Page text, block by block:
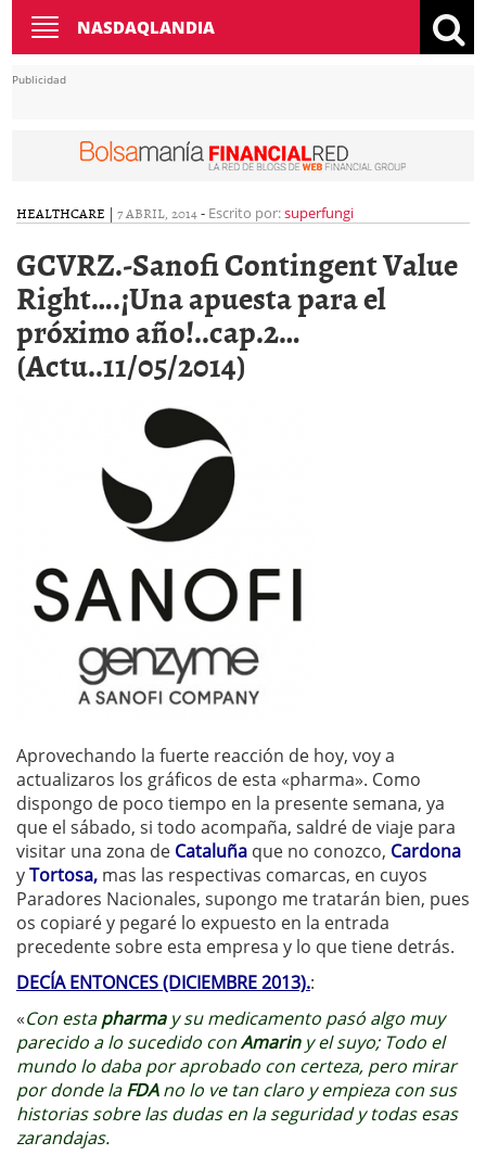
Toggle
navigation
NASDAQLANDIA
Publicidad
HEALTHCARE | 7 ABRIL, 2014- Escrito por:superfungi
GCVRZ.-Sanofi Contingent Value
Right….¡Una apuesta para el
próximo año!..cap.2…
(Actu..11/05/2014)
Aprovechando la fuerte reacción de hoy, voy a
actualizaros los gráficos de esta «pharma». Como
dispongo de poco tiempo en la presente semana, ya
que el sábado, si todo acompaña, saldré de viaje para
visitar una zona de Cataluña que no conozco, Cardona
yTortosa, mas las respectivas comarcas, en cuyos
Paradores Nacionales, supongo me tratarán bien, pues
os copiaré y pegaré lo expuesto en la entrada
precedente sobre esta empresa y lo que tiene detrás.
DECÍA ENTONCES (DICIEMBRE 2013).:
«Con estapharma y su medicamento pasó algo muy
parecido a lo sucedido conAmariny el suyo; Todo el
mundo lo daba por aprobado con certeza, pero mirar
por donde laFDAno lo ve tan claro y empieza con sus
historias sobre las dudas en la seguridad y todas esas
zarandajas.